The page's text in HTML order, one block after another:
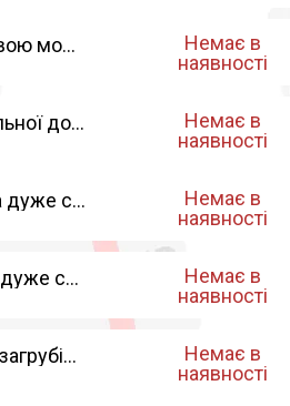
мо...
Немає в
наявності
до...
Немає в
наявності
дуже с...
Немає в
наявності
с...
Немає в
наявності
Немає в
наявності